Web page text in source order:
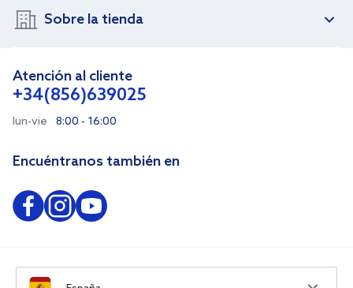
Sobre la tienda
Atención al cliente
+34(856)639025
lun-vie 8:00 - 16:00
Encuéntranos también en